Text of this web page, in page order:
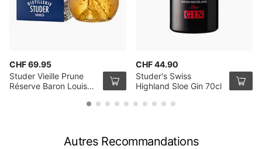
CHF 69.95
Studer Vieille Prune
Réserve Baron Louis
CHF 44.90
Studer's Swiss
Highland Sloe Gin 70cl
Autres Recommandations